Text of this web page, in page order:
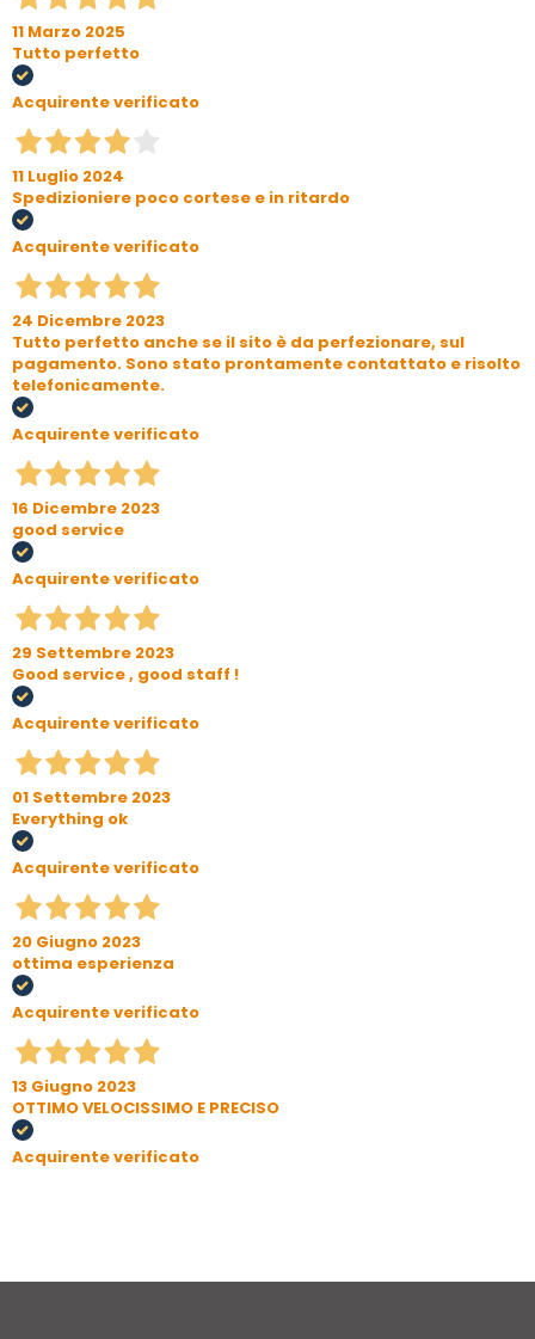
11 Marzo 2025
Tutto perfetto
Acquirente verificato
11 Luglio 2024
Spedizioniere poco cortese e in ritardo
Acquirente verificato
24 Dicembre 2023
Tutto perfetto anche se il sito è da perfezionare, sul
pagamento. Sono stato prontamente contattato e risolto
telefonicamente.
Acquirente verificato
16 Dicembre 2023
good service
Acquirente verificato
29 Settembre 2023
Good service , good staff !
Acquirente verificato
01 Settembre 2023
Everything ok
Acquirente verificato
20 Giugno 2023
ottima esperienza
Acquirente verificato
13 Giugno 2023
OTTIMO VELOCISSIMO E PRECISO
Acquirente verificato